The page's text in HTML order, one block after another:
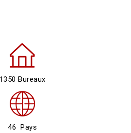
1350 Bureaux
46 Pays